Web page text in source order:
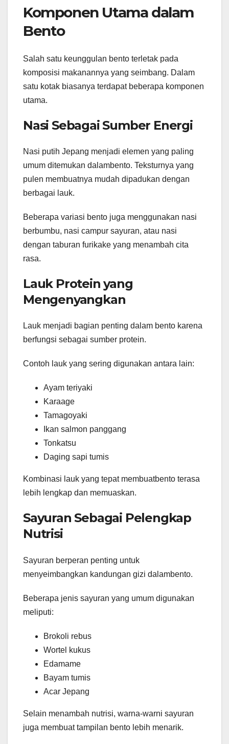
Komponen Utama dalam
Bento
Salah satu keunggulan bento terletak pada
komposisi makanannya yang seimbang. Dalam
satu kotak biasanya terdapat beberapa komponen
utama.
Nasi Sebagai Sumber Energi
Nasi putih Jepang menjadi elemen yang paling
umum ditemukan dalambento. Teksturnya yang
pulen membuatnya mudah dipadukan dengan
berbagai lauk.
Beberapa variasi bento juga menggunakan nasi
berbumbu, nasi campur sayuran, atau nasi
dengan taburan furikake yang menambah cita
rasa.
Lauk Protein yang
Mengenyangkan
Lauk menjadi bagian penting dalam bento karena
berfungsi sebagai sumber protein.
Contoh lauk yang sering digunakan antara lain:
Ayam teriyaki
Karaage
Tamagoyaki
Ikan salmon panggang
Tonkatsu
Daging sapi tumis
Kombinasi lauk yang tepat membuatbento terasa
lebih lengkap dan memuaskan.
Sayuran Sebagai Pelengkap
Nutrisi
Sayuran berperan penting untuk
menyeimbangkan kandungan gizi dalambento.
Beberapa jenis sayuran yang umum digunakan
meliputi:
Brokoli rebus
Wortel kukus
Edamame
Bayam tumis
Acar Jepang
Selain menambah nutrisi, warna-warni sayuran
juga membuat tampilan bento lebih menarik.